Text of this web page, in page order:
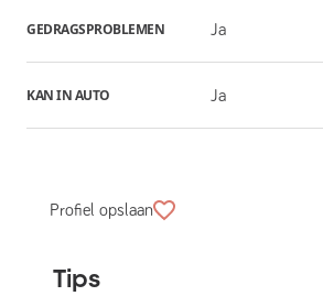
GEDRAGSPROBLEMEN Ja
KAN IN AUTO Ja
Profiel opslaan
Tips